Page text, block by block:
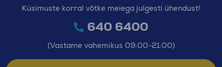
Küsimuste korral võtke meiega julgesti ühendust!
640 6400
(Vastame vahemikus 09:00-21:00)